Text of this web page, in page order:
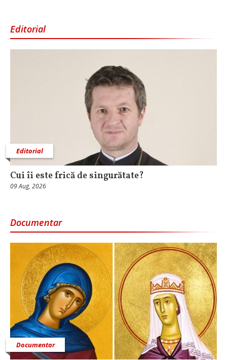
Editorial
Editorial
Cui îi este frică de singurătate?
09 Aug, 2026
Documentar
Documentar